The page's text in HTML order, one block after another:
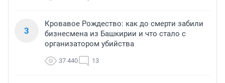
3
Кровавое Рождество: как до смерти забили
бизнесмена из Башкирии и что стало с
организатором убийства
37 440 13